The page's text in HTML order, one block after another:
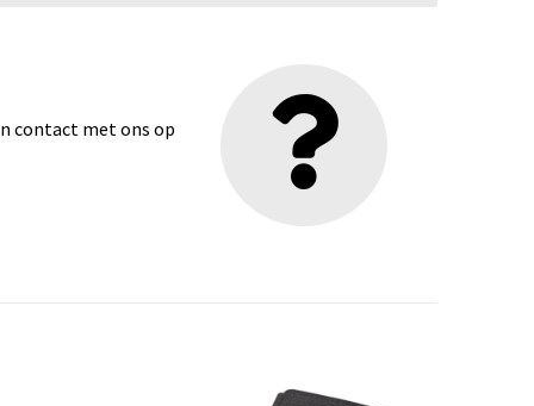
contact met ons op